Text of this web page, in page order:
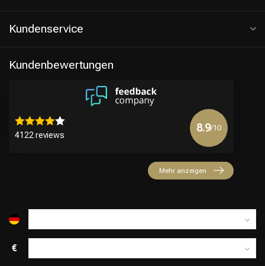
Kundenservice
Kundenbewertungen
4122 reviews
8.9/10
Mehr anzeigen
€